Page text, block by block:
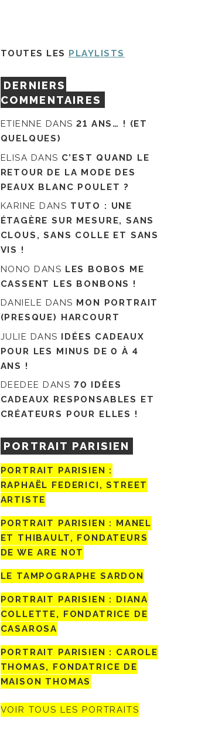
TOUTES LES PLAYLISTS
DERNIERS
COMMENTAIRES
ETIENNE DANS21 ANS… ! (ET
QUELQUES)
ELISA DANS C’EST QUAND LE
RETOUR DE LA MODE DES
PEAUX BLANC POULET ?
KARINE DANS TUTO : UNE
ÉTAGÈRE SUR MESURE, SANS
CLOUS, SANS COLLE ET SANS
VIS !
NONO DANS LES BOBOS ME
CASSENT LES BONBONS !
DANIELE DANS MON PORTRAIT
(PRESQUE) HARCOURT
JULIE DANS IDÉES CADEAUX
POUR LES MINUS DE 0 À 4
ANS !
DEEDEE DANS 70 IDÉES
CADEAUX RESPONSABLES ET
CRÉATEURS POUR ELLES !
PORTRAIT PARISIEN
PORTRAIT PARISIEN :
RAPHAËL FEDERICI, STREET
ARTISTE
PORTRAIT PARISIEN : MANEL
ET THIBAULT, FONDATEURS
DE WE ARE NOT
LE TAMPOGRAPHE SARDON
PORTRAIT PARISIEN : DIANA
COLLETTE, FONDATRICE DE
CASAROSA
PORTRAIT PARISIEN : CAROLE
THOMAS, FONDATRICE DE
MAISON THOMAS
VOIR TOUS LES PORTRAITS